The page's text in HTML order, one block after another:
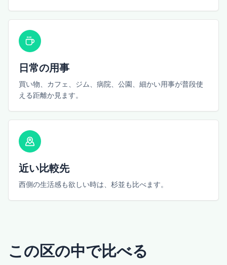
日常の用事
買い物、カフェ、ジム、病院、公園、細かい用事が普段使
える距離か見ます。
近い比較先
西側の生活感も欲しい時は、杉並も比べます。
この区の中で比べる